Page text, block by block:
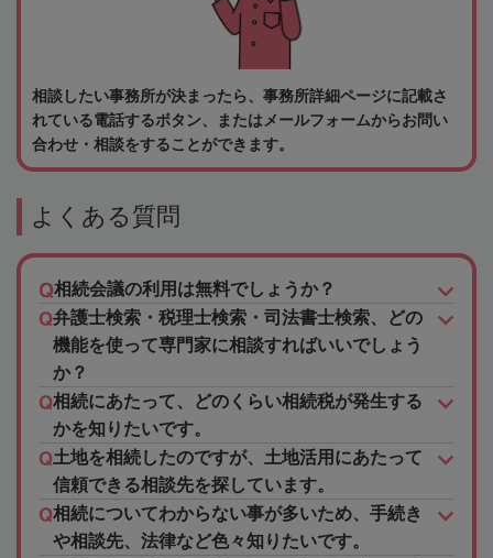
相談したい事務所が決まったら、事務所詳細ページに記載さ
れている電話するボタン、またはメールフォームからお問い
合わせ・相談をすることができます。
よくある質問
相続会議の利用は無料でしょうか？
弁護士検索・税理士検索・司法書士検索、どの
機能を使って専門家に相談すればいいでしょう
か？
相続にあたって、どのくらい相続税が発生する
かを知りたいです。
土地を相続したのですが、土地活用にあたって
信頼できる相談先を探しています。
相続についてわからない事が多いため、手続き
や相談先、法律など色々知りたいです。